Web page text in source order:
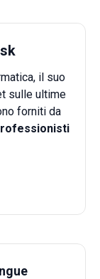
il suo
sulle ultime
forniti da